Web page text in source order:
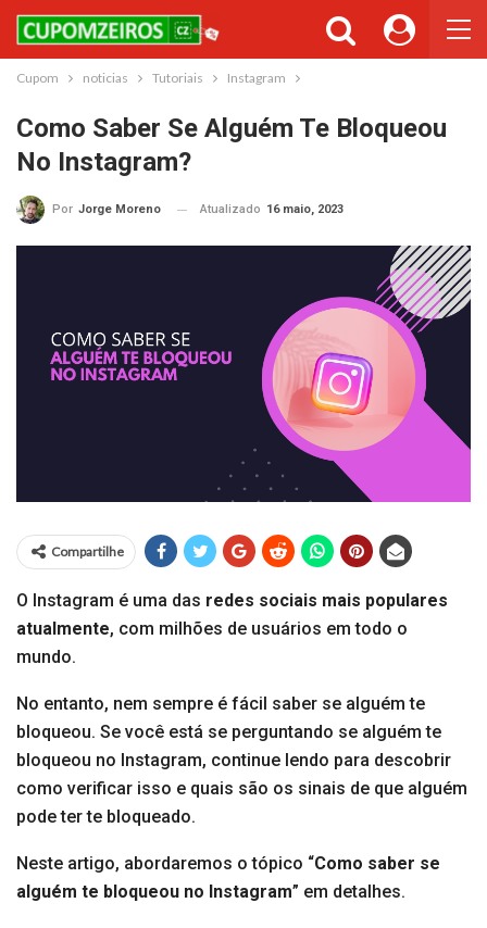
Cupons ou Cashback
Você gostaria de ser avisado sempre que tivermos cupons ou
cashback incríveis?
Não permitir
Cupom noticias Tutoriais Instagram
Como Saber Se Alguém Te Bloqueou
No Instagram?
Por Jorge Moreno Atualizado 16 maio, 2023
Compartilhe
O Instagram é uma das redes sociais mais populares
atualmente, com milhões de usuários em todo o
mundo.
No entanto, nem sempre é fácil saber se alguém te
bloqueou. Se você está se perguntando se alguém te
bloqueou no Instagram, continue lendo para descobrir
como verificar isso e quais são os sinais de que alguém
pode ter te bloqueado.
Neste artigo, abordaremos o tópico “Como saber se
alguém te bloqueou no Instagram” em detalhes.